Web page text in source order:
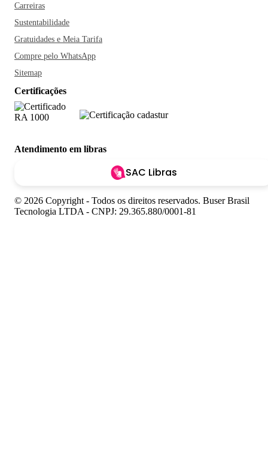
Carreiras
Sustentabilidade
Gratuidades e Meia Tarifa
Compre pelo WhatsApp
Sitemap
Certificações
Atendimento em libras
SAC Libras
© 2026 Copyright - Todos os direitos reservados. Buser Brasil
Tecnologia LTDA - CNPJ: 29.365.880/0001-81